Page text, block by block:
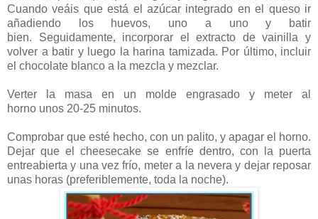
Cuando veáis que está el azúcar integrado en el queso ir
añadiendo los huevos, uno a uno y batir
bien. Seguidamente, incorporar el extracto de vainilla y
volver a batir y luego la harina tamizada. Por último, incluir
el chocolate blanco a la mezcla y mezclar.
Verter la masa en un molde engrasado y meter al
horno unos 20-25 minutos.
Comprobar que esté hecho, con un palito, y apagar el horno.
Dejar que el cheesecake se enfríe dentro, con la puerta
entreabierta y una vez frío, meter a la nevera y dejar reposar
unas horas (preferiblemente, toda la noche).